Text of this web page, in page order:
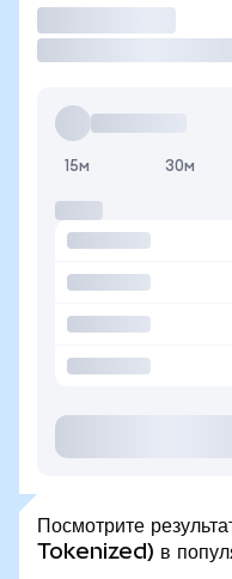
15м 30м
Посмотрите
Tokenized) в